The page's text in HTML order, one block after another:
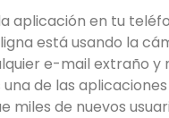
aplicación en tu
está usando la
e-mail extraño y
de las
miles de nuevos